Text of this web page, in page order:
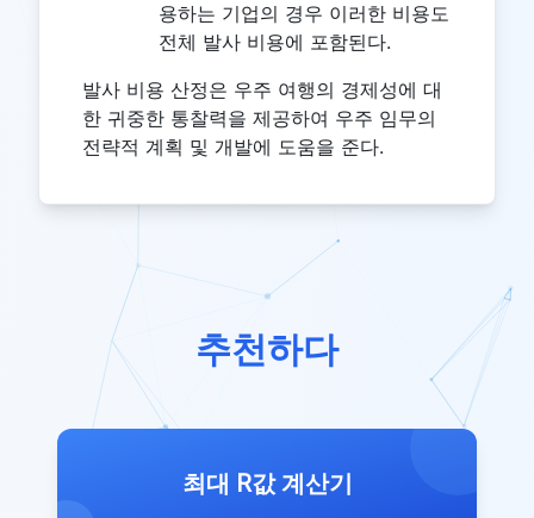
용하는 기업의 경우 이러한 비용도
전체 발사 비용에 포함된다.
발사 비용 산정은 우주 여행의 경제성에 대
한 귀중한 통찰력을 제공하여 우주 임무의
전략적 계획 및 개발에 도움을 준다.
추천하다
최대 R값 계산기